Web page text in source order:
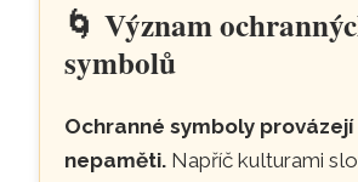
🌀Význam
symbolů
Ochranné symboly
nepaměti. Napříč kulturami